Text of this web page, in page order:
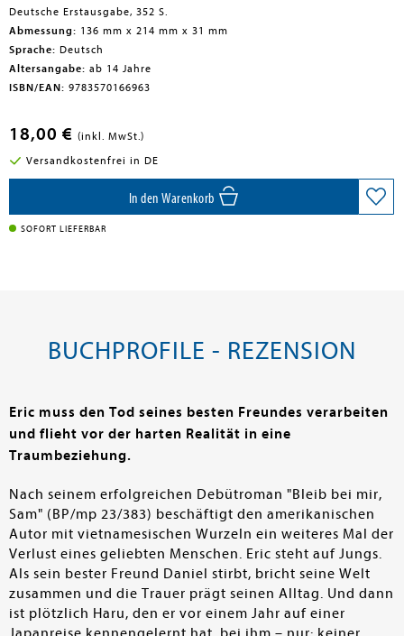
Deutsche Erstausgabe, 352 S.
Abmessung: 136 mm x 214 mm x 31 mm
Sprache: Deutsch
Altersangabe: ab 14 Jahre
ISBN/EAN: 9783570166963
18,00 € (inkl. MwSt.)
Versandkostenfrei in DE
In den Warenkorb
SOFORT LIEFERBAR
BUCHPROFILE - REZENSION
Eric muss den Tod seines besten Freundes verarbeiten
und flieht vor der harten Realität in eine
Traumbeziehung.
Nach seinem erfolgreichen Debütroman "Bleib bei mir,
Sam" (BP/mp 23/383) beschäftigt den amerikanischen
Autor mit vietnamesischen Wurzeln ein weiteres Mal der
Verlust eines geliebten Menschen. Eric steht auf Jungs.
Als sein bester Freund Daniel stirbt, bricht seine Welt
zusammen und die Trauer prägt seinen Alltag. Und dann
ist plötzlich Haru, den er vor einem Jahr auf einer